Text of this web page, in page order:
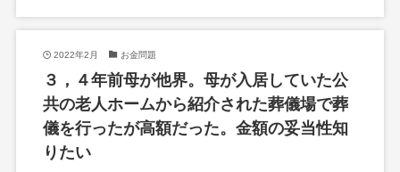
2022年2月 お金問題
３，４年前母が他界。母が入居していた公
共の老人ホームから紹介された葬儀場で葬
儀を行ったが高額だった。金額の妥当性知
りたい